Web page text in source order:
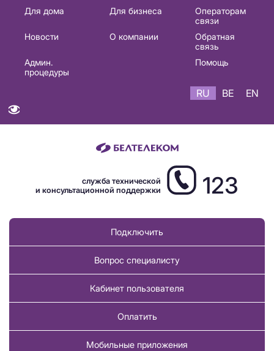
Основная
навигация
Для дома Для бизнеса
Операторам
связи
Новости
О компании
Обратная
связь
Админ.
процедуры
Помощь
RU BE EN
служба технической
и консультационной поддержки
123
Подключить
Вопрос специалисту
Кабинет пользователя
Оплатить
Мобильные приложения